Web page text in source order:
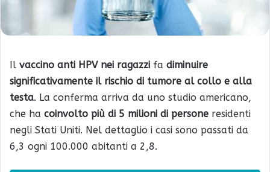
Il vaccino anti HPV nei ragazzi fa diminuire
significativamente il rischio di tumore al collo e alla
testa. La conferma arriva da uno studio americano,
che ha coinvolto più di 5 milioni di persone residenti
negli Stati Uniti. Nel dettaglio i casi sono passati da
6,3 ogni 100.000 abitanti a 2,8.